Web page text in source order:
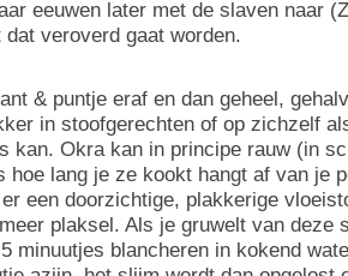
eeuwen later met de slaven naar
veroverd gaat worden.
& puntje eraf en dan geheel,
in stoofgerechten of op zichzelf
kan. Okra kan in principe rauw (in
hoe lang je ze kookt hangt af van je
een doorzichtige, plakkerige
plaksel. Als je gruwelt van deze
minuutjes blancheren in kokend